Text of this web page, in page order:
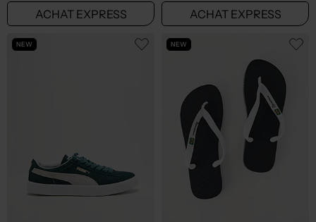
ACHAT EXPRESS ACHAT EXPRESS
NEW NEW